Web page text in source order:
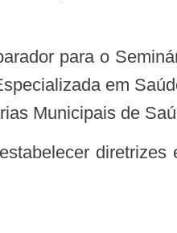
em
Municipais de